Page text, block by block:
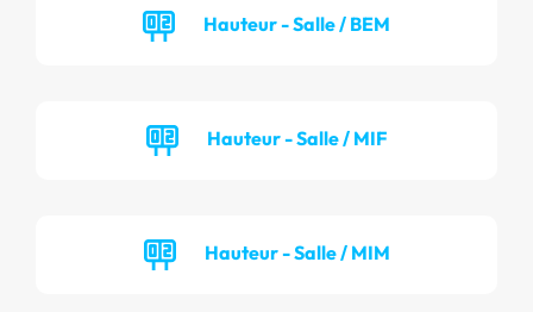
Hauteur - Salle / BEM
Hauteur - Salle / MIF
Hauteur - Salle / MIM